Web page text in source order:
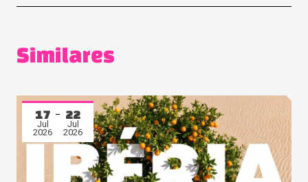
Similares
17
Jul
2026
22
Jul
2026